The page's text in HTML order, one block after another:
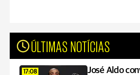
ÚLTIMAS NOTÍCIAS
17:08
José Aldo